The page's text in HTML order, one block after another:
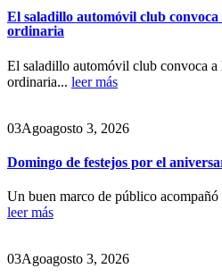
El saladillo automóvil club convoca
ordinaria
El saladillo automóvil club convoca a
ordinaria... leer más
03Agoagosto 3, 2026
Domingo de festejos por el
Un buen marco de público
leer más
03Agoagosto 3, 2026